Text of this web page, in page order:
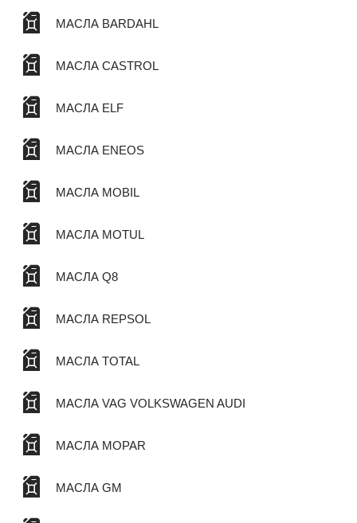
МАСЛА BARDAHL
МАСЛА CASTROL
МАСЛА ELF
МАСЛА ENEOS
МАСЛА MOBIL
МАСЛА MOTUL
МАСЛА Q8
МАСЛА REPSOL
МАСЛА TOTAL
МАСЛА VAG VOLKSWAGEN AUDI
МАСЛА MOPAR
МАСЛА GM